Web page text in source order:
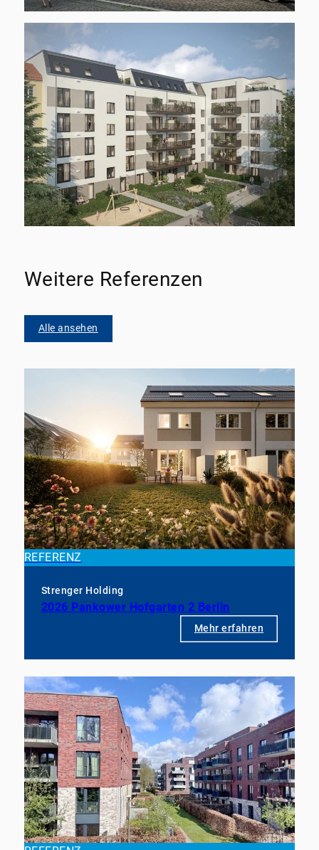
Weitere Referenzen
Alle ansehen
REFERENZ
Strenger Holding
2026 Pankower Hofgarten 2 Berlin
Mehr erfahren